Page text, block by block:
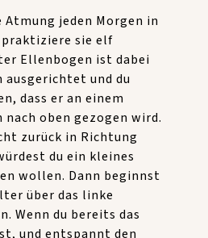
jeden Morgen in
praktiziere sie elf
Ellenbogen ist dabei
und du
dass er an einem
nach oben gezogen wird.
zurück in Richtung
du ein kleines
wollen. Dann beginnst
über das linke
Wenn du bereits das
und entspannt den